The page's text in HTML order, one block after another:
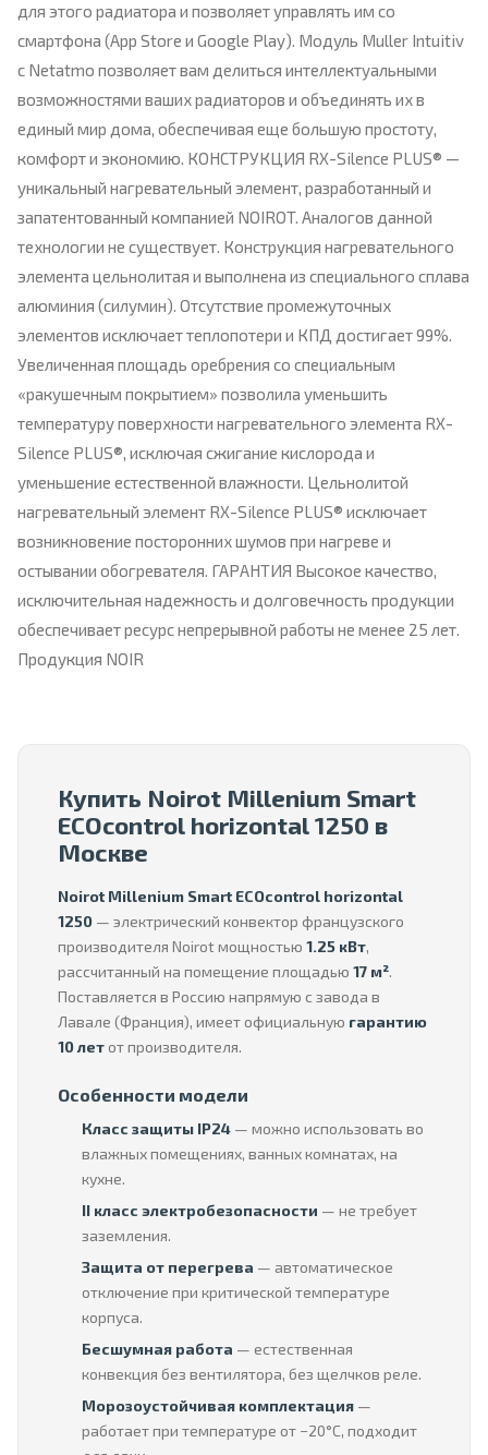
для этого радиатора и позволяет управлять им со
смартфона (App Store и Google Play). Модуль Muller Intuitiv
с Netatmo позволяет вам делиться интеллектуальными
возможностями ваших радиаторов и объединять их в
единый мир дома, обеспечивая еще большую простоту,
комфорт и экономию. КОНСТРУКЦИЯ RX-Silence PLUS® —
уникальный нагревательный элемент, разработанный и
запатентованный компанией NOIROT. Аналогов данной
технологии не существует. Конструкция нагревательного
элемента цельнолитая и выполнена из специального сплава
алюминия (силумин). Отсутствие промежуточных
элементов исключает теплопотери и КПД достигает 99%.
Увеличенная площадь оребрения со специальным
«ракушечным покрытием» позволила уменьшить
температуру поверхности нагревательного элемента RX-
Silence PLUS®, исключая сжигание кислорода и
уменьшение естественной влажности. Цельнолитой
нагревательный элемент RX-Silence PLUS® исключает
возникновение посторонних шумов при нагреве и
остывании обогревателя. ГАРАНТИЯ Высокое качество,
исключительная надежность и долговечность продукции
обеспечивает ресурс непрерывной работы не менее 25 лет.
Продукция NOIR
Купить Noirot Millenium Smart
ECOcontrol horizontal 1250 в
Москве
Noirot Millenium Smart ECOcontrol horizontal
1250 — электрический конвектор французского
производителя Noirot мощностью 1.25 кВт,
рассчитанный на помещение площадью 17 м².
Поставляется в Россию напрямую с завода в
Лавале (Франция), имеет официальную гарантию
10 летот производителя.
Особенности модели
Класс защиты IP24 — можно использовать во
влажных помещениях, ванных комнатах, на
кухне.
II класс электробезопасности — не требует
заземления.
Защита от перегрева — автоматическое
отключение при критической температуре
корпуса.
Бесшумная работа — естественная
конвекция без вентилятора, без щелчков реле.
Морозоустойчивая комплектация —
работает при температуре от −20°C, подходит